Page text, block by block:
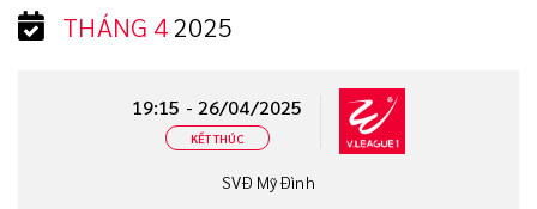
THÁNG 42025
19:15 - 26/04/2025
KẾT THÚC
SVĐ Mỹ Đình